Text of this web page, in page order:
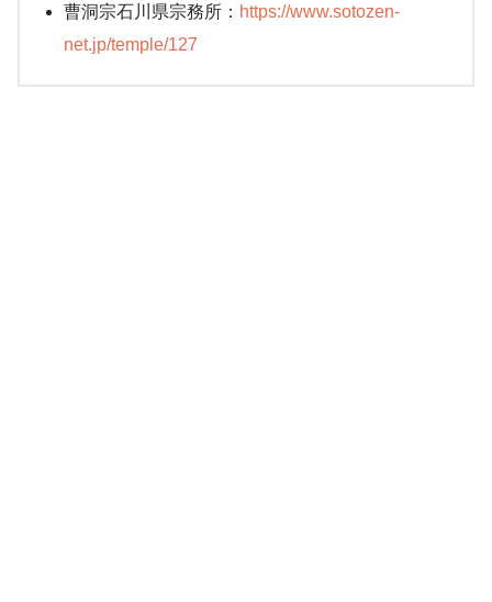
曹洞宗石川県宗務所： https://www.sotozen-
net.jp/temple/127